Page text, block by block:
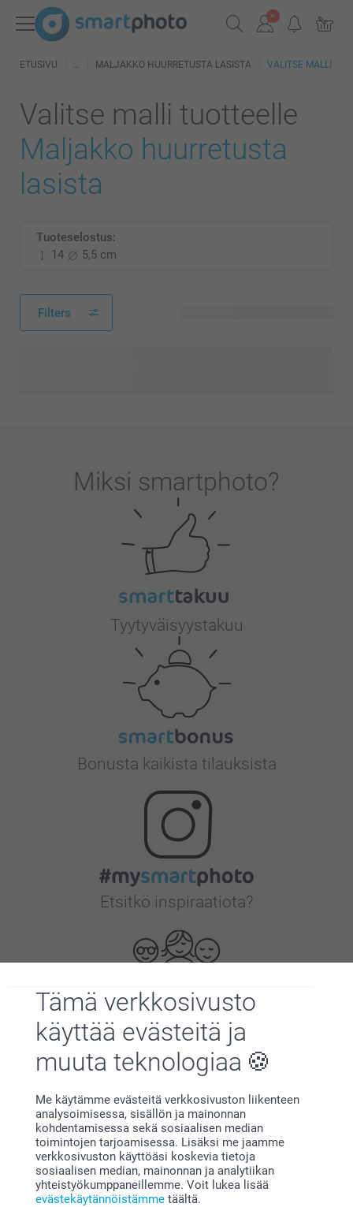
Tämä verkkosivusto
käyttää evästeitä ja
muuta teknologiaa
Me käytämme evästeitä verkkosivuston liikenteen
analysoimisessa, sisällön ja mainonnan
kohdentamisessa sekä sosiaalisen median
toimintojen tarjoamisessa. Lisäksi me jaamme
verkkosivuston käyttöäsi koskevia tietoja
sosiaalisen median, mainonnan ja analytiikan
yhteistyökumppaneillemme. Voit lukea lisää
evästekäytännöistämme täältä.
ETUSIVU MALJAKKO HUURRETUSTA LASISTA VALITSE MALLI
Valitse malli tuotteelle
Maljakko huurretusta
lasista
Tuoteselostus:
14
5,5 cm
Filters
Miksi smartphoto?
Tyytyväisyystakuu
Bonusta kaikista tilauksista
Etsitkö inspiraatiota?
Olemme täällä sinun vuoksesi
Tilaa uutiskirje
Kirjoita sähköpostiosoitteesi tähän